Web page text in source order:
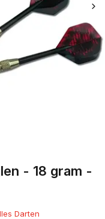
- 18 gram -
Darten